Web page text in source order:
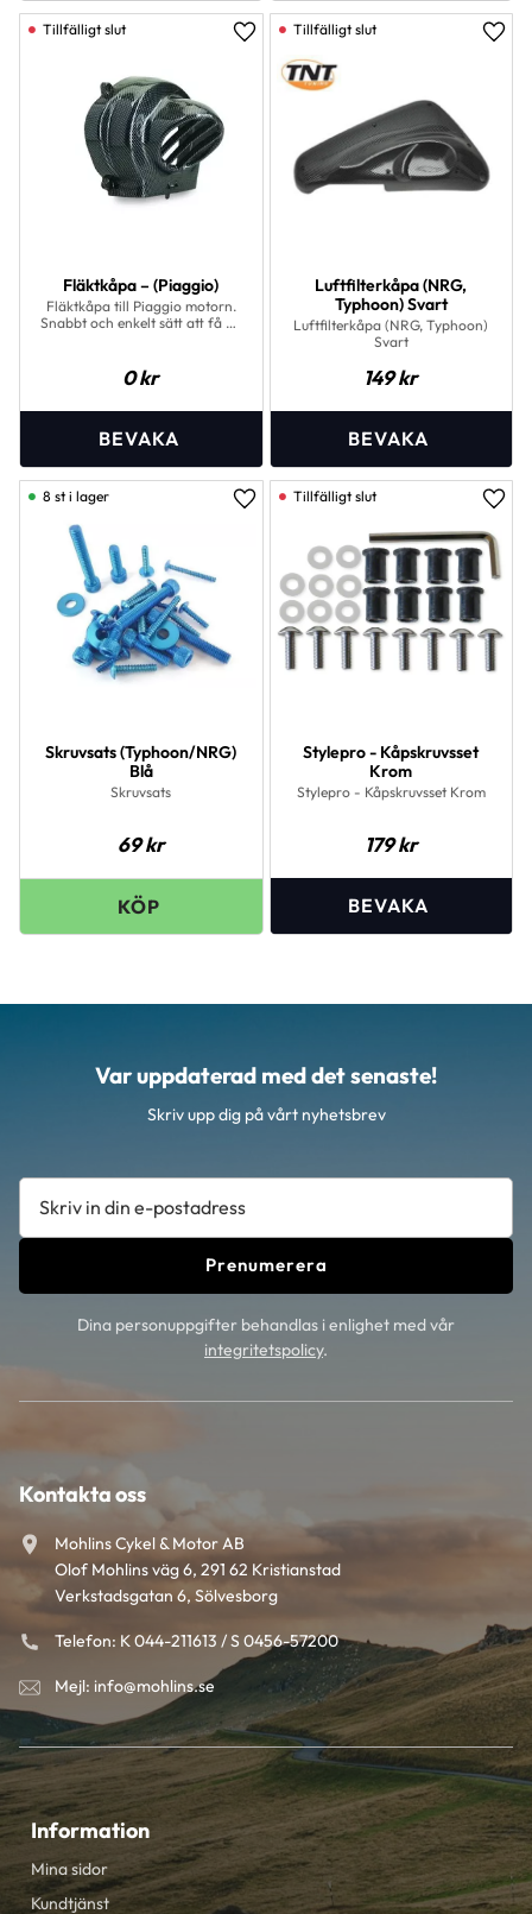
Fläktkåpa – (Piaggio)
Fläktkåpa till Piaggio motorn.
Snabbt och enkelt sätt att få ett
0kr
Lägg till i favoriter
Luftfilterkåpa (NRG,
Typhoon) Svart
Luftfilterkåpa (NRG, Typhoon)
Svart
149kr
Skruvsats (Typhoon/NRG)
Blå
Skruvsats
69kr
Lägg till i favoriter
8 st i lager
Stylepro - Kåpskruvsset
Krom
Stylepro - Kåpskruvsset Krom
179kr
Var uppdaterad med det senaste!
Skriv upp dig på vårt nyhetsbrev
Prenumerera
Dina personuppgifter behandlas i enlighet med vår
integritetspolicy.
Kontakta oss
Mohlins Cykel & Motor AB
Olof Mohlins väg 6, 291 62 Kristianstad
Verkstadsgatan 6, Sölvesborg
Telefon: K 044-211613 / S 0456-57200
Mejl: info@mohlins.se
Information
Mina sidor
Kundtjänst